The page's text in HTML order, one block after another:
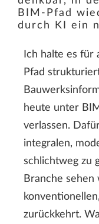
BIM-Pfad
durch KI ein
Ich halte es für
Pfad
heute unter
verlassen.
integralen,
schlichtweg zu
Branche sehen
zurückkehrt.